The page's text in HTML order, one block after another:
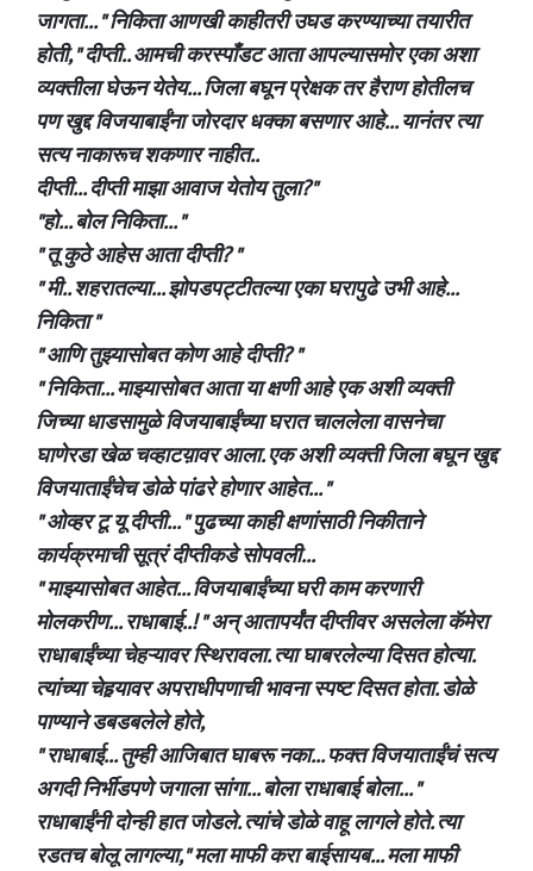
जागता... " निकिता आणखी काहीतरी उघड करण्याच्या तयारीत
होती, " दीप्ती.. आमची करस्पाँडट आता आपल्यासमोर एका अशा
व्यक्तीला घेऊन येतेय... जिला बघून प्रेक्षक तर हैराण होतीलच
पण खुद्द विजयाबाईंना जोरदार धक्का बसणार आहे... यानंतर त्या
सत्य नाकारूच शकणार नाहीत..
दीप्ती... दीप्ती माझा आवाज येतोय तुला?"
"हो... बोल निकिता... "
" तू कुठे आहेस आता दीप्ती? "
" मी.. शहरातल्या... झोपडपट्टीतल्या एका घरापुढे उभी आहे...
निकिता "
" आणि तुझ्यासोबत कोण आहे दीप्ती? "
" निकिता... माझ्यासोबत आता या क्षणी आहे एक अशी व्यक्ती
जिच्या धाडसामुळे विजयाबाईंच्या घरात चाललेला वासनेचा
घाणेरडा खेळ चव्हाटय़ावर आला. एक अशी व्यक्ती जिला बघून खुद्द
विजयाताईंचेच डोळे पांढरे होणार आहेत... "
" ओव्हर टू यू दीप्ती... " पुढच्या काही क्षणांसाठी निकीताने
कार्यक्रमाची सूत्रं दीप्तीकडे सोपवली...
" माझ्यासोबत आहेत... विजयाबाईंच्या घरी काम करणारी
मोलकरीण... राधाबाई..! " अन् आतापर्यंत दीप्तीवर असलेला कॅमेरा
राधाबाईंच्या चेहऱ्यावर स्थिरावला. त्या घाबरलेल्या दिसत होत्या.
त्यांच्या चेहर्‍यावर अपराधीपणाची भावना स्पष्ट दिसत होता. डोळे
पाण्याने डबडबलेले होते,
" राधाबाई... तुम्ही आजिबात घाबरू नका... फक्त विजयाताईंचं सत्य
अगदी निर्भीडपणे जगाला सांगा... बोला राधाबाई बोला... "
राधाबाईंनी दोन्ही हात जोडले. त्यांचे डोळे वाहू लागले होते. त्या
रडतच बोलू लागल्या," मला माफी करा बाईसायब... मला माफी